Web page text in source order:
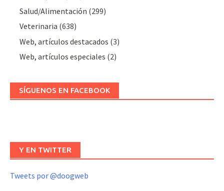
Salud/Alimentación (299)
Veterinaria (638)
Web, artículos destacados (3)
Web, artículos especiales (2)
SÍGUENOS EN FACEBOOK
Y EN TWITTER
Tweets por @doogweb